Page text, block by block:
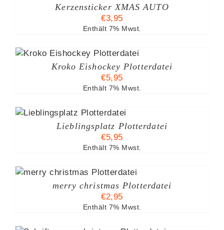
Kerzensticker XMAS AUTO
€3,95
Enthält 7% Mwst.
Kroko Eishockey Plotterdatei
€5,95
Enthält 7% Mwst.
Lieblingsplatz Plotterdatei
€5,95
Enthält 7% Mwst.
merry christmas Plotterdatei
€2,95
Enthält 7% Mwst.